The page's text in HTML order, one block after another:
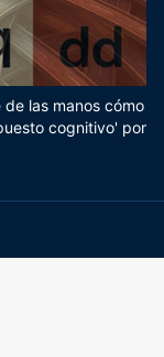
las manos cómo
cognitivo' por